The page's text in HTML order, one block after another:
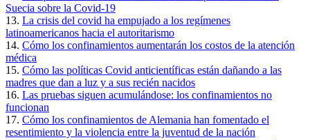
Suecia sobre la Covid-19
13. La crisis del covid ha empujado a los regímenes
latinoamericanos hacia el autoritarismo
14. Cómo los confinamientos aumentarán los costos de la atención
médica
15. Cómo las políticas Covid anticientíficas están dañando a las
madres que dan a luz y a sus recién nacidos
16. Las pruebas siguen acumulándose: los confinamientos no
funcionan
17. Cómo los confinamientos de Alemania han fomentado el
resentimiento y la violencia entre la juventud de la nación